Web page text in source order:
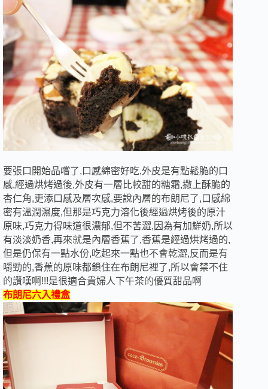
要張口開始品嚐了,口感綿密好吃,外皮是有點鬆脆的口
感,經過烘烤過後,外皮有一層比較甜的糖霜,撒上酥脆的
杏仁角,更添口感及層次感,要說內層的布朗尼了,口感綿
密有溫潤濕度,但那是巧克力溶化後經過烘烤後的原汁
原味,巧克力得味道很濃郁,但不苦澀,因為有加鮮奶,所以
有淡淡奶香,再來就是內層香蕉了,香蕉是經過烘烤過的,
但是仍保有一點水份,吃起來一點也不會乾澀,反而是有
嚼勁的,香蕉的原味都鎖住在布朗尼裡了,所以會禁不住
的讚嘆啊!!!是很適合貴婦人下午茶的優質甜品啊
布朗尼六入禮盒